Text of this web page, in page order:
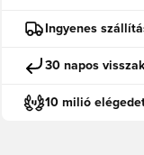
Ingyenes
30 napos
10 milió